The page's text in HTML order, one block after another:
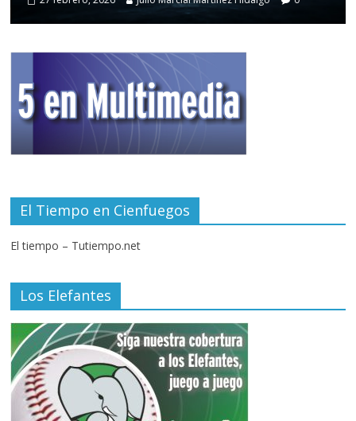
El Tiempo en Cienfuegos
El tiempo – Tutiempo.net
Los Elefantes